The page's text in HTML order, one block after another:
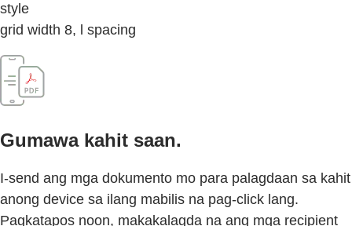
style
grid width 8, l spacing
Gumawa kahit saan.
I-send ang mga dokumento mo para palagdaan sa kahit
anong device sa ilang mabilis na pag-click lang.
Pagkatapos noon, makakalagda na ang mga recipient